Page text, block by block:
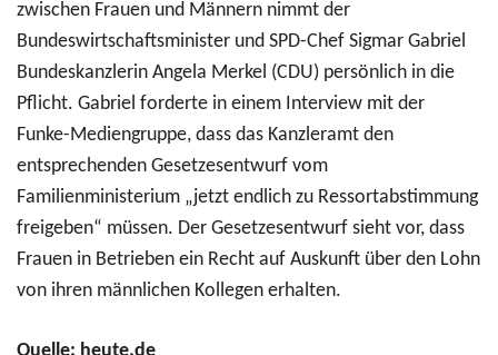
zwischen Frauen und Männern nimmt der
Bundeswirtschaftsminister und SPD-Chef Sigmar Gabriel
Bundeskanzlerin Angela Merkel (CDU) persönlich in die
Pflicht. Gabriel forderte in einem Interview mit der
Funke-Mediengruppe, dass das Kanzleramt den
entsprechenden Gesetzesentwurf vom
Familienministerium „jetzt endlich zu Ressortabstimmung
freigeben“ müssen. Der Gesetzesentwurf sieht vor, dass
Frauen in Betrieben ein Recht auf Auskunft über den Lohn
von ihren männlichen Kollegen erhalten.